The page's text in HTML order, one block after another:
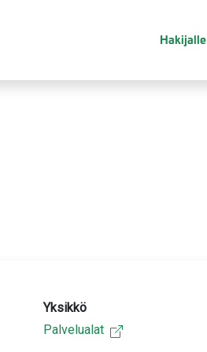
Hakijalle
Yksikkö
Palvelualat